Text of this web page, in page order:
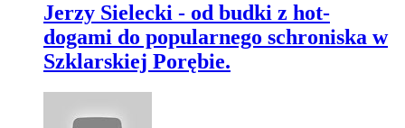
Jerzy Sielecki - od budki z hot-
dogami do popularnego schroniska w
Szklarskiej Porębie.